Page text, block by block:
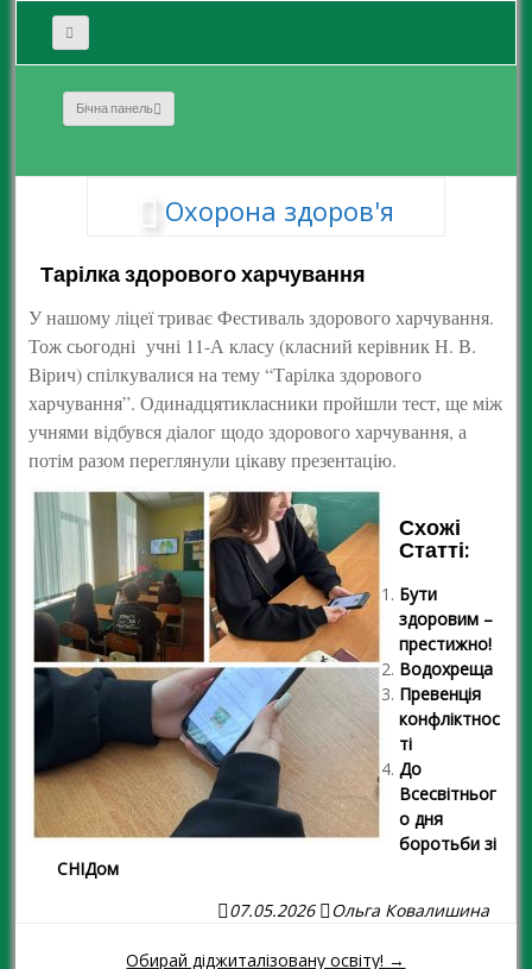
Бічна панель
Охорона здоров'я
Тарілка здорового харчування
У нашому ліцеї триває Фестиваль здорового харчування.
Тож сьогодні учні 11-А класу (класний керівник Н. В.
Вірич) спілкувалися на тему “Тарілка здорового
харчування”. Одинадцятикласники пройшли тест, ще між
учнями відбувся діалог щодо здорового харчування, а
потім разом переглянули цікаву презентацію.
Схожі
Статті:
Бути
здоровим –
престижно!
Водохреща
Превенція
конфліктнос
ті
До
Всесвітньог
о дня
боротьби зі
СНІДом
07.05.2026
Ольга Ковалишина
Обирай діджиталізовану освіту! →